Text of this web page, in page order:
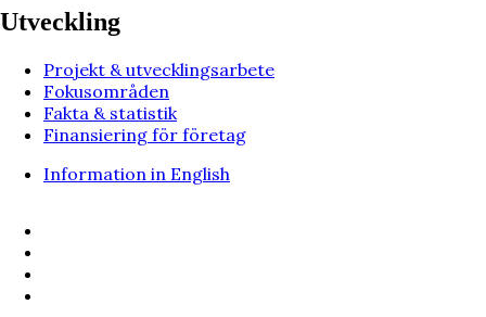
Utveckling
Projekt & utvecklingsarbete
Fokusområden
Fakta & statistik
Finansiering för företag
Information in English